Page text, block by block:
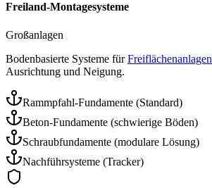
Freiland-Montagesysteme
Großanlagen
Bodenbasierte Systeme fürFreiflächenanlagen
Ausrichtung und Neigung.
Rammpfahl-Fundamente (Standard)
Beton-Fundamente (schwierige Böden)
Schraubfundamente (modulare Lösung)
Nachführsysteme (Tracker)